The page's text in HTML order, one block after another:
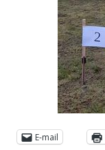
E-mail